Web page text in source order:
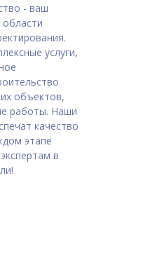
- ваш
услуги,
объектов,
работы. Наши
качество
этапе
в